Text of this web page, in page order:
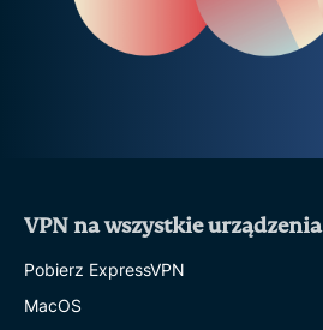
VPN na wszystkie urządzenia
Pobierz ExpressVPN
MacOS